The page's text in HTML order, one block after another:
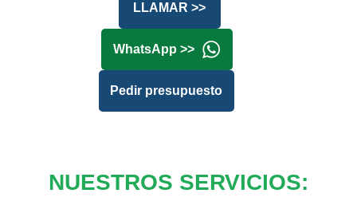
LLAMAR >>
WhatsApp >>
Pedir presupuesto
NUESTROS SERVICIOS: